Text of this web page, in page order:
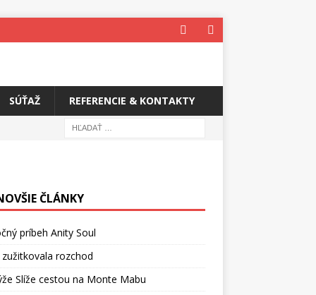
SÚŤAŽ REFERENCIE & KONTAKTY
ČLÁNKY
príbeh Anity Soul
zužitkovala rozchod
Slíže cestou na Monte Mabu